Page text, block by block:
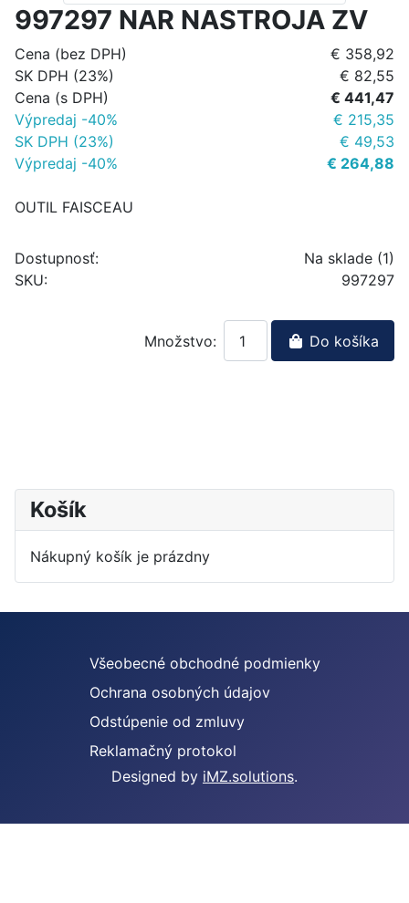
997297 NAR NASTROJA ZV
Cena (bez DPH)
€ 358,92
SK DPH (23%)
€ 82,55
Cena (s DPH)
€ 441,47
Výpredaj -40%
€ 215,35
SK DPH (23%)
€ 49,53
Výpredaj -40%
€ 264,88
OUTIL FAISCEAU
Dostupnosť:
Na sklade (1)
SKU:
997297
Množstvo: Do košíka
Košík
Nákupný košík je prázdny
Všeobecné obchodné podmienky
Ochrana osobných údajov
Odstúpenie od zmluvy
Reklamačný protokol
Designed by iMZ.solutions.